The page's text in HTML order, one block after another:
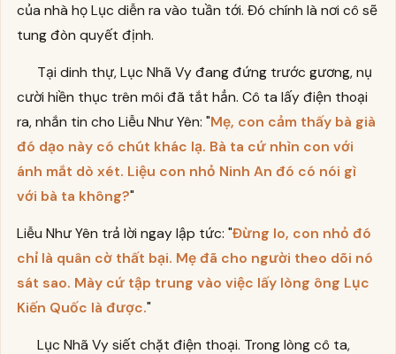
của nhà họ Lục diễn ra vào tuần tới. Đó chính là nơi cô sẽ
tung đòn quyết định.
Tại dinh thự, Lục Nhã Vy đang đứng trước gương, nụ
cười hiền thục trên môi đã tắt hẳn. Cô ta lấy điện thoại
ra, nhắn tin cho Liễu Như Yên: "Mẹ, con cảm thấy bà già
đó dạo này có chút khác lạ. Bà ta cứ nhìn con với
ánh mắt dò xét. Liệu con nhỏ Ninh An đó có nói gì
với bà ta không?"
Liễu Như Yên trả lời ngay lập tức: "Đừng lo, con nhỏ đó
chỉ là quân cờ thất bại. Mẹ đã cho người theo dõi nó
sát sao. Mày cứ tập trung vào việc lấy lòng ông Lục
Kiến Quốc là được."
Lục Nhã Vy siết chặt điện thoại. Trong lòng cô ta,